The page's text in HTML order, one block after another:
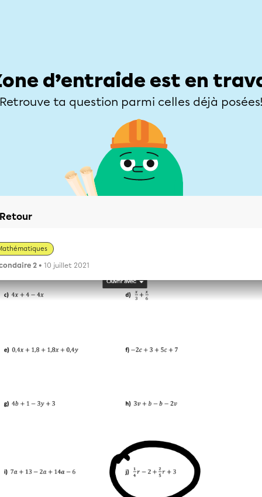
d’entraide est en
ta question parmi celles déjà posées!
Retour
2 • 10 juillet 2021